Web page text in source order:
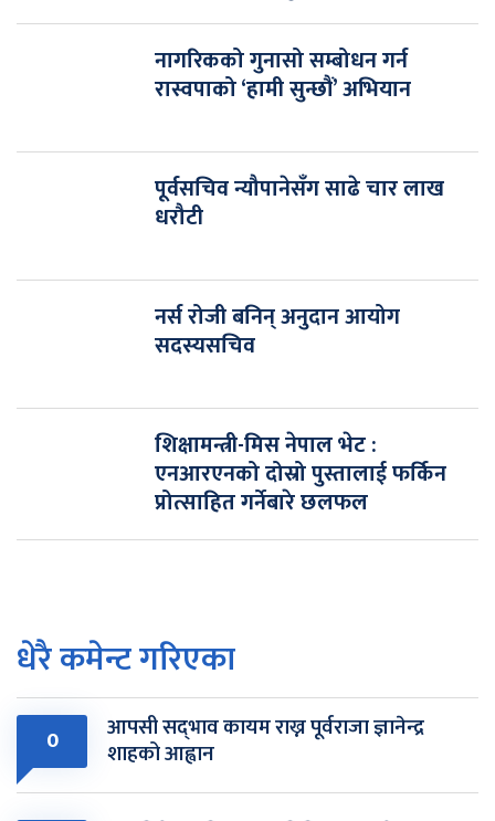
नागरिकको गुनासो सम्बोधन गर्न
रास्वपाको ‘हामी सुन्छौं’ अभियान
पूर्वसचिव न्यौपानेसँग साढे चार लाख
धरौटी
नर्स रोजी बनिन् अनुदान आयोग
सदस्यसचिव
शिक्षामन्त्री-मिस नेपाल भेट :
एनआरएनको दोस्रो पुस्तालाई फर्किन
प्रोत्साहित गर्नेबारे छलफल
धेरै कमेन्ट गरिएका
0 आपसी सद्‌भाव कायम राख्न पूर्वराजा ज्ञानेन्द्र
शाहको आह्वान